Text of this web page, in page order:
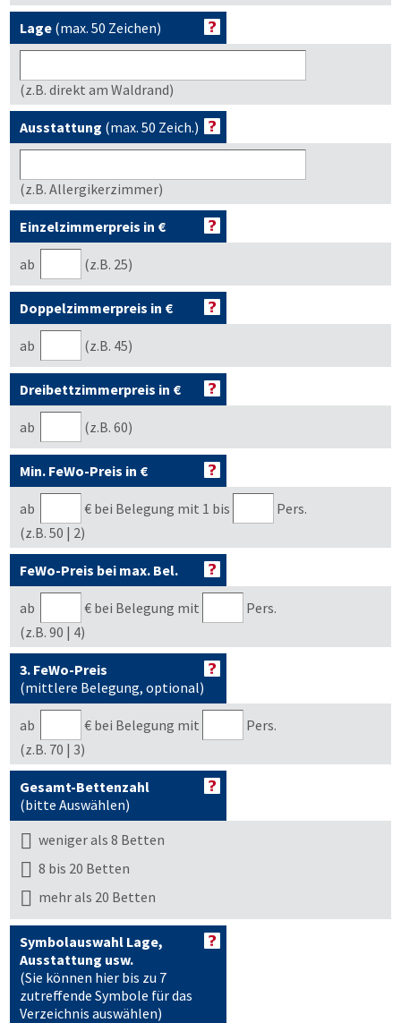
Lage (max. 50 Zeichen)
(z.B. direkt am Waldrand)
Ausstattung (max. 50 Zeich.)
(z.B. Allergikerzimmer)
Einzelzimmerpreis in €
ab (z.B. 25)
Doppelzimmerpreis in €
ab (z.B. 45)
Dreibettzimmerpreis in €
ab (z.B. 60)
Min. FeWo-Preis in €
ab € bei Belegung mit 1 bis
Pers.
(z.B. 50 | 2)
FeWo-Preis bei max. Bel.
ab € bei Belegung mit
Pers.
(z.B. 90 | 4)
3. FeWo-Preis
(mittlere Belegung, optional)
ab € bei Belegung mit
Pers.
(z.B. 70 | 3)
Gesamt-Bettenzahl
(bitte Auswählen)
weniger als 8 Betten
8 bis 20 Betten
mehr als 20 Betten
Symbolauswahl Lage,
Ausstattung usw.
(Sie können hier bis zu 7
zutreffende Symbole für das
Verzeichnis auswählen)